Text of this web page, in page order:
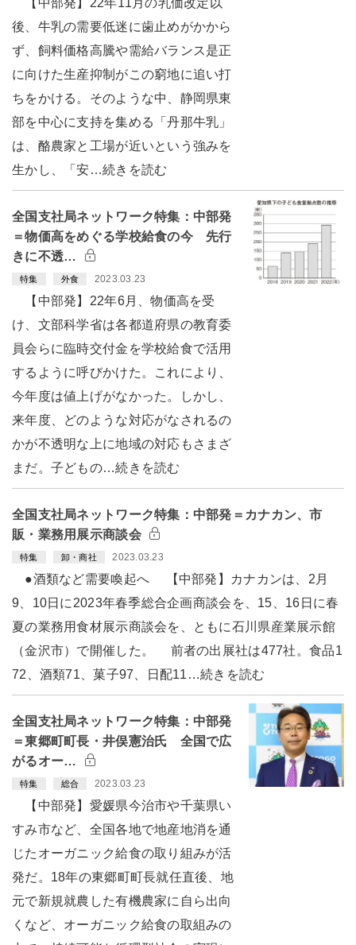
【中部発】22年11月の乳価改定以
後、牛乳の需要低迷に歯止めがかから
ず、飼料価格高騰や需給バランス是正
に向けた生産抑制がこの窮地に追い打
ちをかける。そのような中、静岡県東
部を中心に支持を集める「丹那牛乳」
は、酪農家と工場が近いという強みを
生かし、「安…続きを読む
全国支社局ネットワーク特集：中部発
＝物価高をめぐる学校給食の今 先行
きに不透…
特集 外食 2023.03.23
【中部発】22年6月、物価高を受
け、文部科学省は各都道府県の教育委
員会らに臨時交付金を学校給食で活用
するように呼びかけた。これにより、
今年度は値上げがなかった。しかし、
来年度、どのような対応がなされるの
かが不透明な上に地域の対応もさまざ
まだ。子どもの…続きを読む
全国支社局ネットワーク特集：中部発＝カナカン、市
販・業務用展示商談会
特集 卸・商社 2023.03.23
●酒類など需要喚起へ 【中部発】カナカンは、2月
9、10日に2023年春季総合企画商談会を、15、16日に春
夏の業務用食材展示商談会を、ともに石川県産業展示館
（金沢市）で開催した。 前者の出展社は477社。食品1
72、酒類71、菓子97、日配11…続きを読む
全国支社局ネットワーク特集：中部発
＝東郷町町長・井俣憲治氏 全国で広
がるオー…
特集 総合 2023.03.23
【中部発】愛媛県今治市や千葉県い
すみ市など、全国各地で地産地消を通
じたオーガニック給食の取り組みが活
発だ。18年の東郷町町長就任直後、地
元で新規就農した有機農家に自ら出向
くなど、オーガニック給食の取組みの